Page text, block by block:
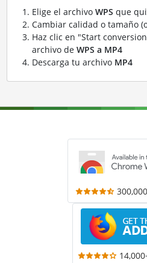
Elige el archivo WPS que
Cambiar calidad o tamaño
Haz clic en "Start
archivo de WPS a MP4
Descarga tu archivo MP4